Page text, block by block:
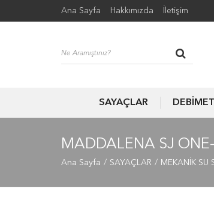
Ana Sayfa Hakkımızda İletişim
SAYAÇLAR
MADDALENA SJ
Ana Sayfa SAYAÇLAR MEKANİK SU